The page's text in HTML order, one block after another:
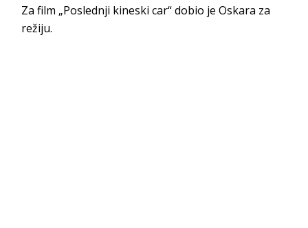
Za film „Poslednji kineski car“ dobio je Oskara za
režiju.